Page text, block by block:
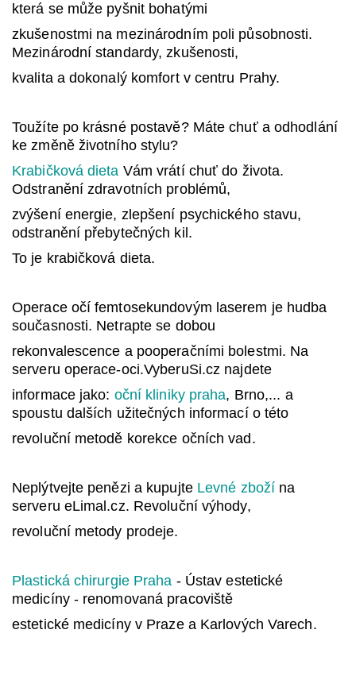
která se může pyšnit bohatými
zkušenostmi na mezinárodním poli působnosti.
Mezinárodní standardy, zkušenosti,
kvalita a dokonalý komfort v centru Prahy.
Toužíte po krásné postavě? Máte chuť a odhodlání
ke změně životního stylu?
Krabičková dieta Vám vrátí chuť do života.
Odstranění zdravotních problémů,
zvýšení energie, zlepšení psychického stavu,
odstranění přebytečných kil.
To je krabičková dieta.
Operace očí femtosekundovým laserem je hudba
současnosti. Netrapte se dobou
rekonvalescence a pooperačními bolestmi. Na
serveru operace-oci.VyberuSi.cz najdete
informace jako: oční kliniky praha, Brno,... a
spoustu dalších užitečných informací o této
revoluční metodě korekce očních vad.
Neplýtvejte penězi a kupujte Levné zboží na
serveru eLimal.cz. Revoluční výhody,
revoluční metody prodeje.
Plastická chirurgie Praha - Ústav estetické
medicíny - renomovaná pracoviště
estetické medicíny v Praze a Karlových Varech.